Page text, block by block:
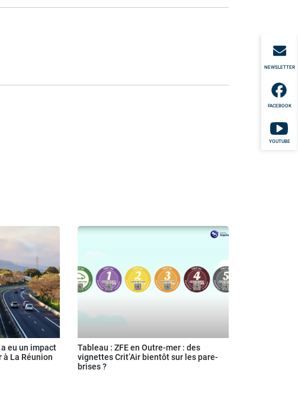
NEWSLETTER
FACEBOOK
YOUTUBE
eu un impact
à La Réunion
Tableau : ZFE en Outre-mer : des
vignettes Crit’Air bientôt sur les pare-
brises ?